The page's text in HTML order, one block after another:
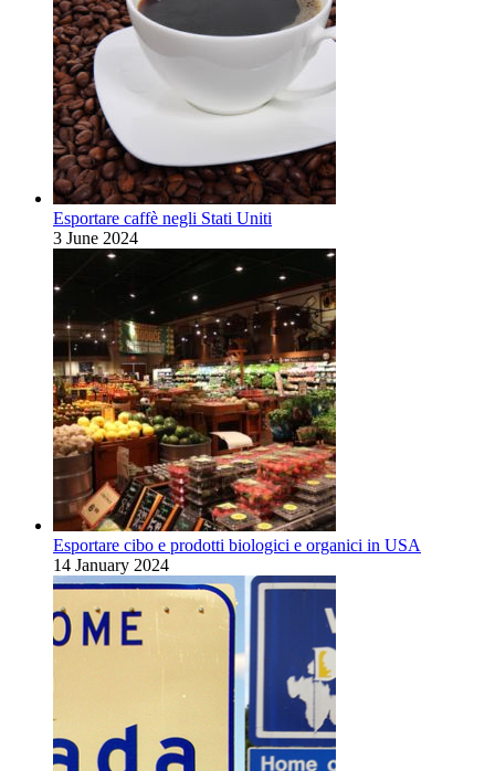
Esportare caffè negli Stati Uniti
3 June 2024
Esportare cibo e prodotti biologici e organici in USA
14 January 2024